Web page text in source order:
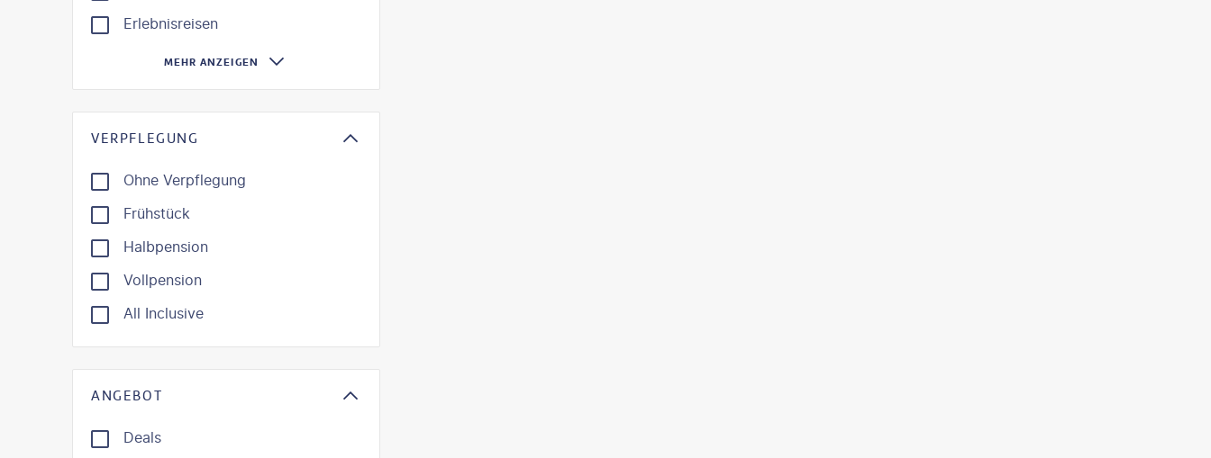
Erlebnisreisen
MEHR ANZEIGEN
VERPFLEGUNG
Ohne Verpflegung
Frühstück
Halbpension
Vollpension
All Inclusive
ANGEBOT
Deals